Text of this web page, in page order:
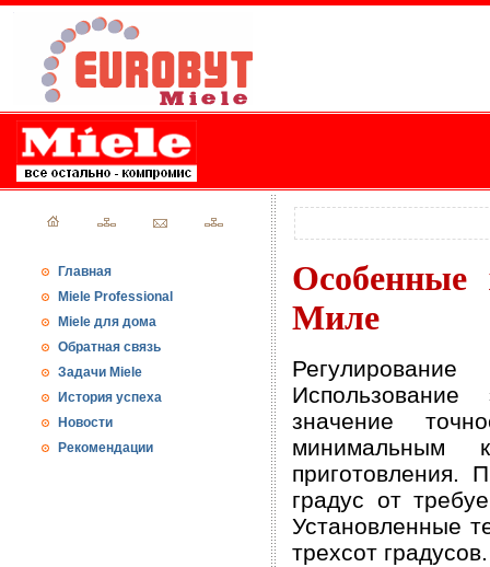
Главная
Miele Professional
Miele для дома
Обратная связь
Задачи Miele
История успеха
Новости
Рекомендации
Особенные
Миле
Использование
значение
минимальным
приготовления.
градус от
Установленные
трехсот градусов.